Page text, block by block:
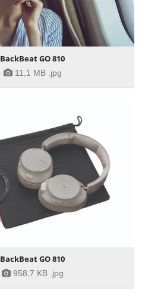
BackBeat GO 810
11,1 MB .jpg
BackBeat GO 810
958,7 KB .jpg